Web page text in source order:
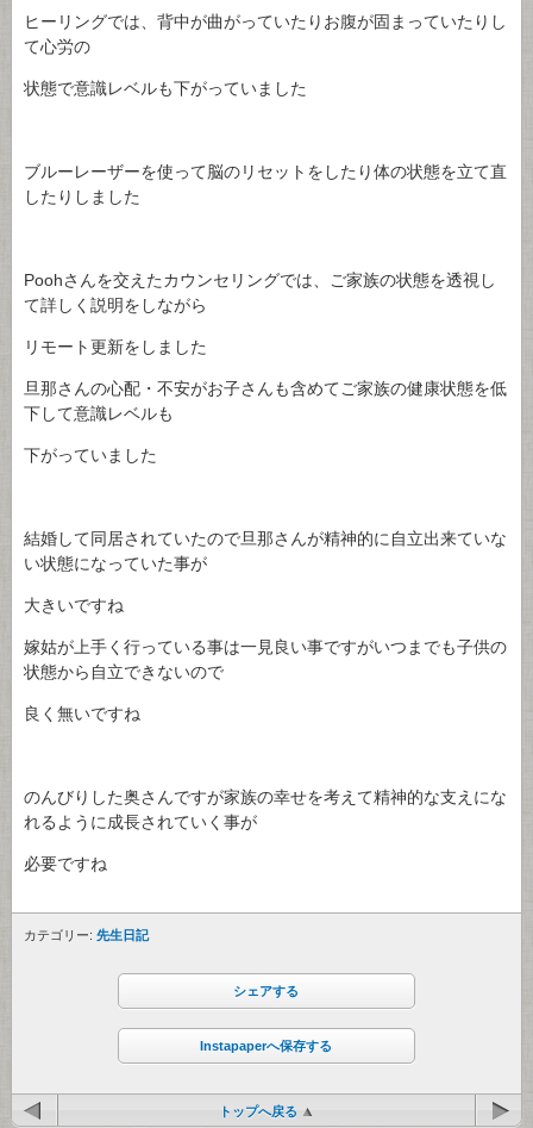
ヒーリングでは、背中が曲がっていたりお腹が固まっていたりし
て心労の
状態で意識レベルも下がっていました
ブルーレーザーを使って脳のリセットをしたり体の状態を立て直
したりしました
Poohさんを交えたカウンセリングでは、ご家族の状態を透視し
て詳しく説明をしながら
リモート更新をしました
旦那さんの心配・不安がお子さんも含めてご家族の健康状態を低
下して意識レベルも
下がっていました
結婚して同居されていたので旦那さんが精神的に自立出来ていな
い状態になっていた事が
大きいですね
嫁姑が上手く行っている事は一見良い事ですがいつまでも子供の
状態から自立できないので
良く無いですね
のんびりした奥さんですが家族の幸せを考えて精神的な支えにな
れるように成長されていく事が
必要ですね
カテゴリー: 先生日記
シェアする
Instapaperへ保存する
トップへ戻る